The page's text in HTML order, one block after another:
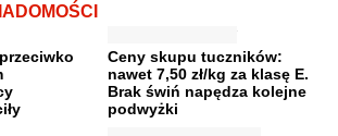
Ceny skupu tuczników:
nawet 7,50 zł/kg za klasę E.
Brak świń napędza kolejne
podwyżki